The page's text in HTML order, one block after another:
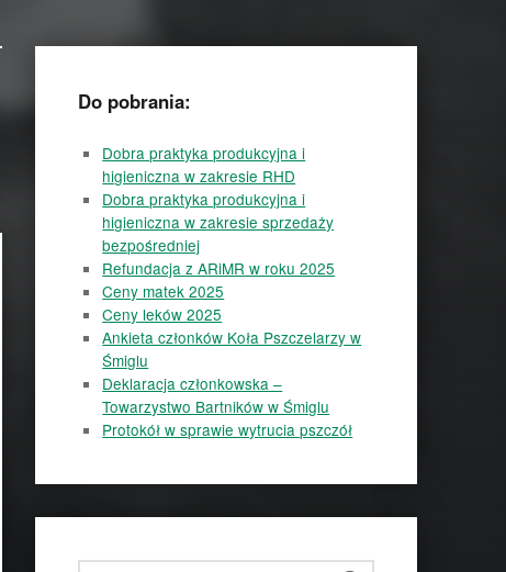
Do pobrania:
Dobra praktyka produkcyjna i
higieniczna w zakresie RHD
Dobra praktyka produkcyjna i
higieniczna w zakresie sprzedaży
bezpośredniej
Refundacja z ARiMR w roku 2025
Ceny matek 2025
Ceny leków 2025
Ankieta członków Koła Pszczelarzy w
Śmiglu
Deklaracja członkowska –
Towarzystwo Bartników w Śmiglu
Protokół w sprawie wytrucia pszczół
Szukaj: